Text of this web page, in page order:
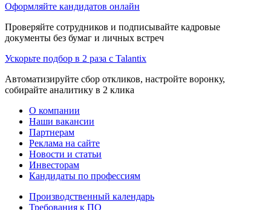
Оформляйте кандидатов онлайн
Проверяйте сотрудников и подписывайте кадровые
документы без бумаг и личных встреч
Ускорьте подбор в 2 раза с Talantix
Автоматизируйте сбор откликов, настройте воронку,
собирайте аналитику в 2 клика
О компании
Наши вакансии
Партнерам
Реклама на сайте
Новости и статьи
Инвесторам
Кандидаты по профессиям
Производственный календарь
Требования к ПО